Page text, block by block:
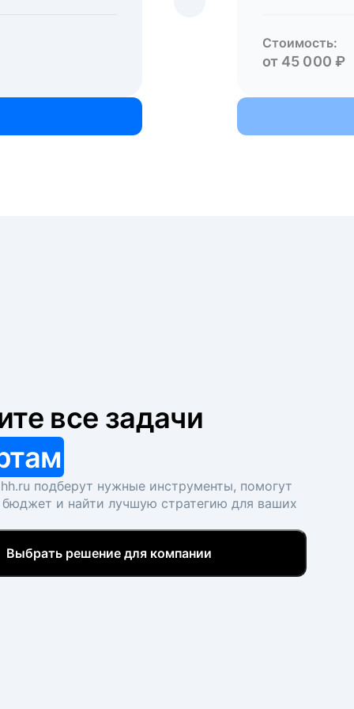
Стоимость:
от 45 000 ₽
все задачи
подберут нужные инструменты, помогут
бюджет и найти лучшую стратегию для ваших
Выбрать решение для компании